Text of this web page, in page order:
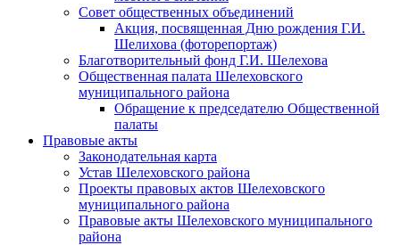
Совет общественных объединений
Акция, посвященная Дню рождения Г.И.
Шелихова (фоторепортаж)
Благотворительный фонд Г.И. Шелехова
Общественная палата Шелеховского
муниципального района
Обращение к председателю Общественной
палаты
Правовые акты
Законодательная карта
Устав Шелеховского района
Проекты правовых актов Шелеховского
муниципального района
Правовые акты Шелеховского муниципального
района